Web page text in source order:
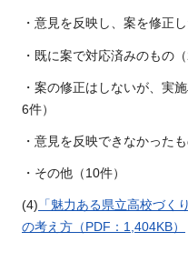
・意見を反映し、案を修正
・既に案で対応済みのもの（
・案の修正はしないが、実
6件）
・意見を反映できなかったも
・その他（10件）
(4) 「魅力ある県立高校づく
の考え方（PDF：1,404KB）